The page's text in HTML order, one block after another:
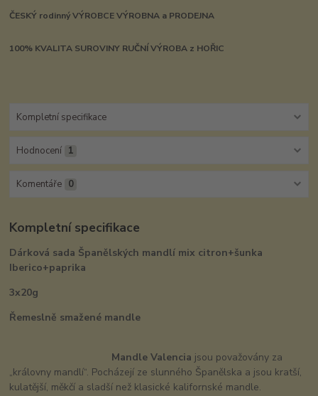
ČESKÝ rodinný VÝROBCE VÝROBNA a PRODEJNA
100% KVALITA SUROVINY RUČNÍ VÝROBA z HOŘIC
Kompletní specifikace
Hodnocení 1
Komentáře 0
Kompletní specifikace
Dárková sada Španělských mandlí mix citron+šunka
Iberico+paprika
3x20g
Řemeslně smažené mandle
Mandle Valencia jsou považovány za
„královny mandlí“. Pocházejí ze slunného Španělska a jsou kratší,
kulatější, měkčí a sladší než klasické kalifornské mandle.